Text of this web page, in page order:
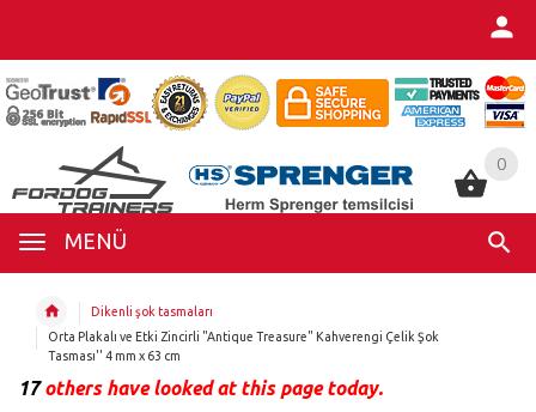
0
MENÜ
0
Dikenli şok tasmaları
Orta Plakalı ve Etki Zincirli "Antique Treasure" Kahverengi Çelik Şok
Tasması'' 4 mm x 63 cm
17others have looked at this page today.